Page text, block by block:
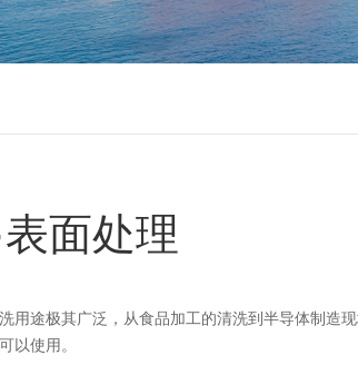
面处理
用途极其广泛，从食品加工的清洗到半导体制造
以使用。